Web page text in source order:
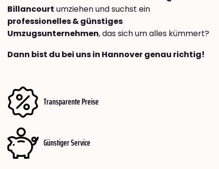
Billancourt umziehen und suchst ein
professionelles & günstiges
Umzugsunternehmen, das sich um alles kümmert?
Dann bist du bei uns in Hannover genau richtig!
Transparente Preise
Günstiger Service